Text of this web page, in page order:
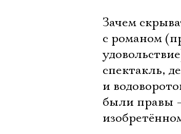
Зачем
с романом
спектакль,
и
были правы